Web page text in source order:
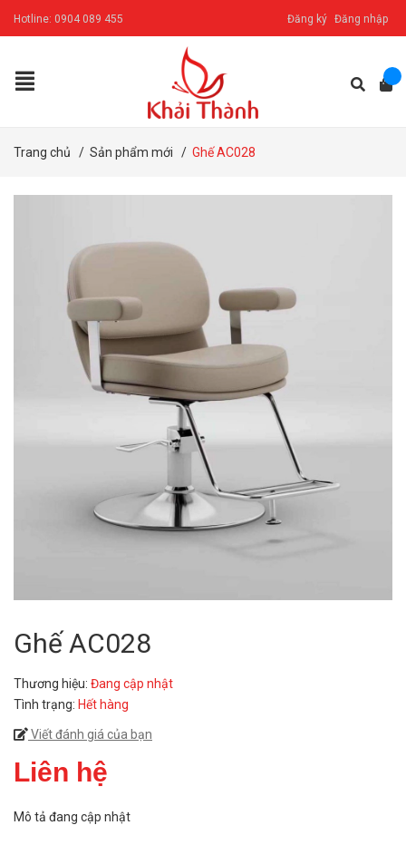
Hotline: 0904 089 455 Đăng ký Đăng nhập
Trang chủ / Sản phẩm mới / Ghế AC028
Ghế AC028
Thương hiệu: Đang cập nhật
Tình trạng: Hết hàng
Viết đánh giá của bạn
Liên hệ
Mô tả đang cập nhật